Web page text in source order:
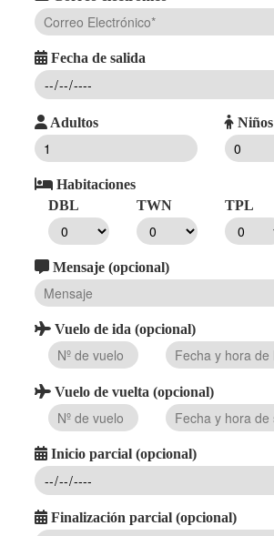
Fecha de salida
Adultos Niños
Habitaciones
DBL
TWN TPL
Mensaje (opcional)
Vuelo de ida (opcional)
Vuelo de vuelta (opcional)
Inicio parcial (opcional)
Finalización parcial (opcional)